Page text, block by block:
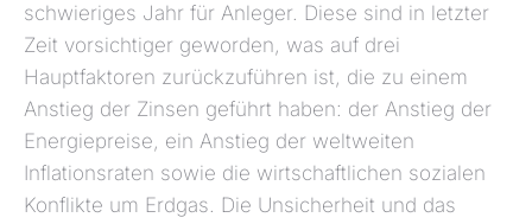
schwieriges Jahr für Anleger. Diese sind in letzter
Zeit vorsichtiger geworden, was auf drei
Hauptfaktoren zurückzuführen ist, die zu einem
Anstieg der Zinsen geführt haben: der Anstieg der
Energiepreise, ein Anstieg der weltweiten
Inflationsraten sowie die wirtschaftlichen sozialen
Konflikte um Erdgas. Die Unsicherheit und das